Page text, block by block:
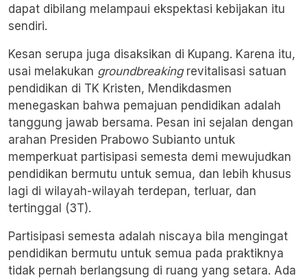
dapat dibilang melampaui ekspektasi kebijakan itu
sendiri.
Kesan serupa juga disaksikan di Kupang. Karena itu,
usai melakukan groundbreaking revitalisasi satuan
pendidikan di TK Kristen, Mendikdasmen
menegaskan bahwa pemajuan pendidikan adalah
tanggung jawab bersama. Pesan ini sejalan dengan
arahan Presiden Prabowo Subianto untuk
memperkuat partisipasi semesta demi mewujudkan
pendidikan bermutu untuk semua, dan lebih khusus
lagi di wilayah-wilayah terdepan, terluar, dan
tertinggal (3T).
Partisipasi semesta adalah niscaya bila mengingat
pendidikan bermutu untuk semua pada praktiknya
tidak pernah berlangsung di ruang yang setara. Ada